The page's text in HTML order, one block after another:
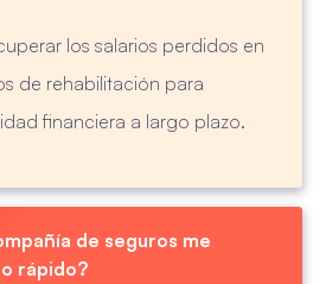
los salarios perdidos en
de rehabilitación para
financiera a largo plazo.
de seguros me
rápido?